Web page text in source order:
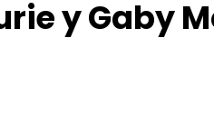
y Gaby